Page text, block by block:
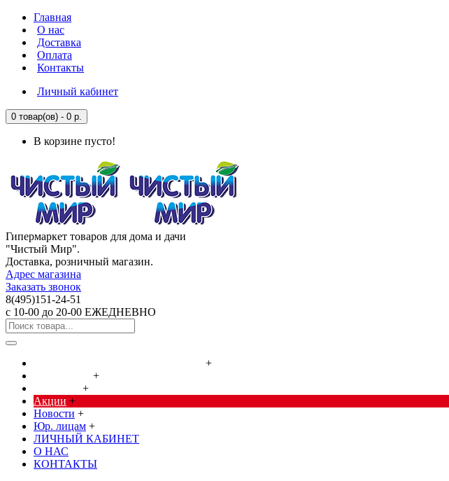
Главная
О нас
Доставка
Оплата
Контакты
Личный кабинет
0 товар(ов) - 0 р.
В корзине пусто!
Гипермаркет товаров для дома и дачи
"Чистый Мир".
Доставка, розничный магазин.
Адрес магазина
Заказать звонок
8(495)151-24-51
с 10-00 до 20-00 ЕЖЕДНЕВНО
+
+
+
Акции +
Новости +
Юр. лицам +
ЛИЧНЫЙ КАБИНЕТ
О НАС
КОНТАКТЫ